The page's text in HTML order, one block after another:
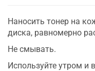
Наносить тонер на
диска, равномерно
Не смывать.
Используйте утром и